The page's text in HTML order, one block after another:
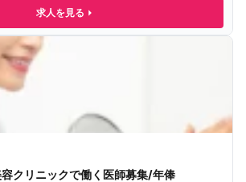
求人を見る
クリニックで働く医師募集/年俸